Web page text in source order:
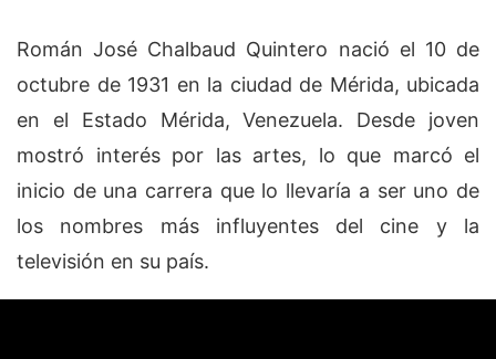
Román José Chalbaud Quintero nació el 10 de
octubre de 1931 en la ciudad de Mérida, ubicada
en el Estado Mérida, Venezuela. Desde joven
mostró interés por las artes, lo que marcó el
inicio de una carrera que lo llevaría a ser uno de
los nombres más influyentes del cine y la
televisión en su país.